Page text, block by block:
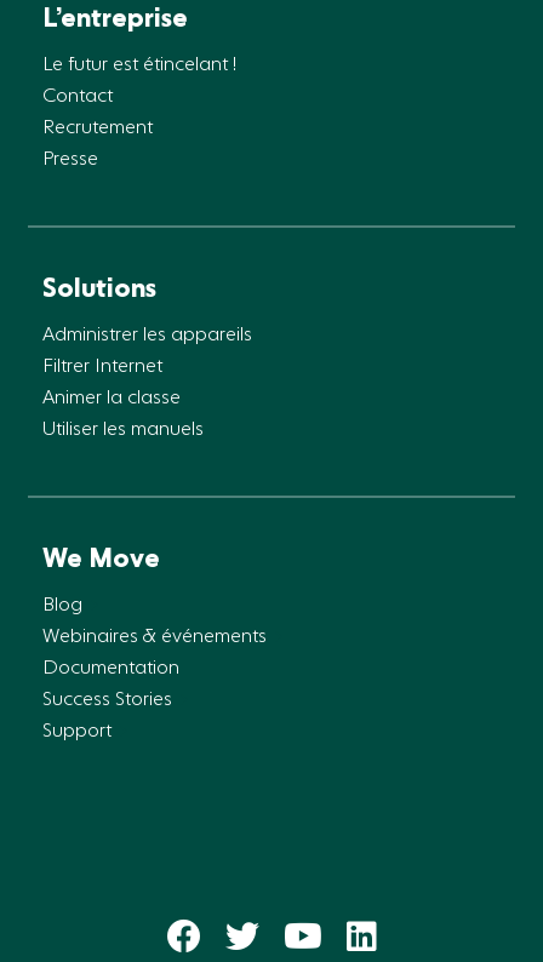
L’entreprise
Le futur est étincelant !
Contact
Recrutement
Presse
Solutions
Administrer les appareils
Filtrer Internet
Animer la classe
Utiliser les manuels
We Move
Blog
Webinaires & événements
Documentation
Success Stories
Support